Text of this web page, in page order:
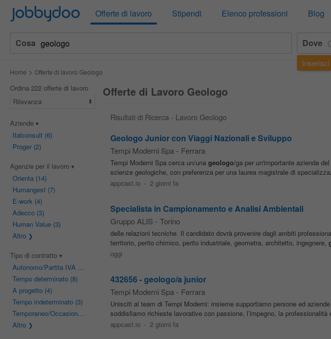
Jobbydoo Offerte di lavoro Stipendi Elenco professioni Blog
Cosa Dove
Home Offerte di lavoro Geologo
Ordina 222 offerte di lavoro
Rilevanza
Aziende
Italconsult(6)
Proger(2)
Agenzie per il lavoro
Orienta(14)
Humangest(7)
E-work (4)
Adecco(3)
Human Value(3)
Altro
Tipo di contratto
Autonomo/Partita IVA(105)
Tempo determinato(8)
A progetto(4)
Tempo indeterminato(3)
Temporaneo/Occasionale
Altro
Offerte di Lavoro Geologo
Risultati di Ricerca - Lavoro Geologo
Geologo Junior con Viaggi Nazionali e Sviluppo
Tempi Moderni Spa - Ferrara
Tempi Moderni Spa cerca un/una geologo/ga per un'importante azienda
scienze geologiche, con preferenza per una laurea magistrale di
appcast.io - 2 giorni fa
Specialista in Campionamento e Analisi Ambientali
Gruppo ALIS - Torino
delle relazioni tecniche. Il candidato dovrà provenire dagli ambiti
territorio, perito chimico, perito industriale, geometra, architetto, ingegnere,
oggi
432656 - geologo/a junior
Tempi Moderni Spa - Ferrara
Unisciti al team di Tempi Moderni: insieme supportiamo persone ed
soddisfiamo richieste lavorative con passione, l’impegno, la
appcast.io - 2 giorni fa